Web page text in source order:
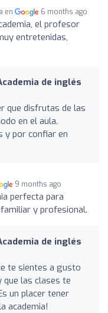
en 6 months ago
el profesor
entretenidas,
de inglés
que disfrutas de las
en el aula.
y por confiar en
9 months ago
perfecta para
y profesional.
de inglés
te sientes a gusto
las clases te
un placer tener
academia!